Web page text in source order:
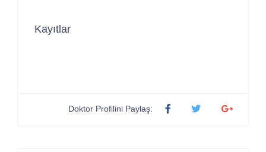
Kayıtlar
Doktor Profilini Paylaş: